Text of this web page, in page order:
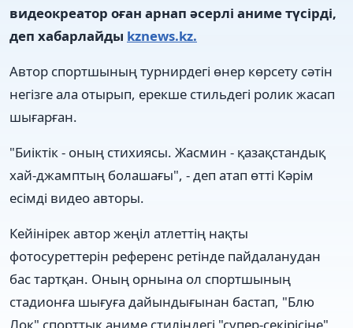
видеокреатор оған арнап әсерлі аниме түсірді,
деп хабарлайды kznews.kz.
Автор спортшының турнирдегі өнер көрсету сәтін
негізге ала отырып, ерекше стильдегі ролик жасап
шығарған.
"Биіктік - оның стихиясы. Жасмин - қазақстандық
хай-джамптың болашағы", - деп атап өтті Кәрім
есімді видео авторы.
Кейінірек автор жеңіл атлеттің нақты
фотосуреттерін референс ретінде пайдаланудан
бас тартқан. Оның орнына ол спортшының
стадионға шығуға дайындығынан бастап, "Блю
Лок" спорттық аниме стиліндегі "супер-секірісіне"